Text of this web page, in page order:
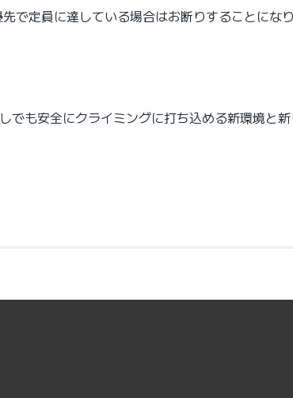
で定員に達している場合はお断りすることになり
も安全にクライミングに打ち込める新環境と